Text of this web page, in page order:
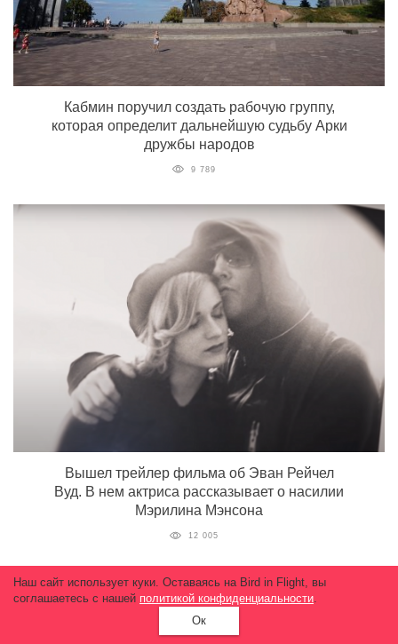
Кабмин поручил создать рабочую группу,
которая определит дальнейшую судьбу Арки
дружбы народов
9 789
Вышел трейлер фильма об Эван Рейчел
Вуд. В нем актриса рассказывает о насилии
Мэрилина Мэнсона
12 005
Наш сайт использует куки. Оставаясь на Bird in Flight, вы
соглашаетесь с нашей политикой конфиденциальности.
Ок